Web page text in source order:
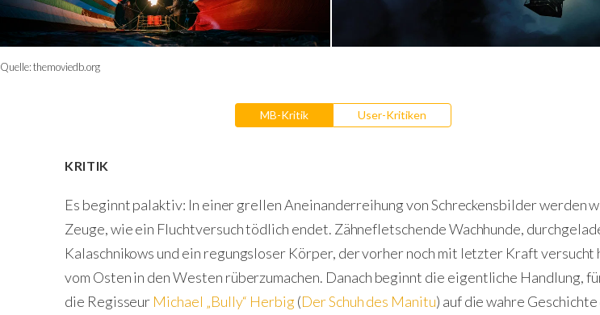
Quelle:themoviedb.org
MB-Kritik User-Kritiken
KRITIK
Es beginnt palaktiv: In einer grellen Aneinanderreihung von Schreckensbilder werden
Zeuge, wie ein Fluchtversuch tödlich endet. Zähnefletschende Wachhunde,
Kalaschnikows und ein regungsloser Körper, der vorher noch mit letzter Kraft versucht
vom Osten in den Westen rüberzumachen. Danach beginnt die eigentliche Handlung,
die Regisseur Michael „Bully“ Herbig(Der Schuh des Manitu) auf die wahre